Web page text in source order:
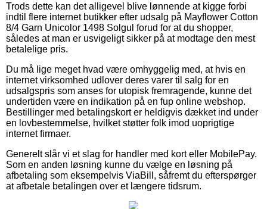
Trods dette kan det alligevel blive lønnende at kigge forbi
indtil flere internet butikker efter udsalg på Mayflower Cotton
8/4 Garn Unicolor 1498 Solgul forud for at du shopper,
således at man er usvigeligt sikker på at modtage den mest
betalelige pris.
Du må lige meget hvad være omhyggelig med, at hvis en
internet virksomhed udlover deres varer til salg for en
udsalgspris som anses for utopisk fremragende, kunne det
undertiden være en indikation på en fup online webshop.
Bestillinger med betalingskort er heldigvis dækket ind under
en lovbestemmelse, hvilket støtter folk imod uoprigtige
internet firmaer.
Generelt slår vi et slag for handler med kort eller MobilePay.
Som en anden løsning kunne du vælge en løsning på
afbetaling som eksempelvis ViaBill, såfremt du efterspørger
at afbetale betalingen over et længere tidsrum.